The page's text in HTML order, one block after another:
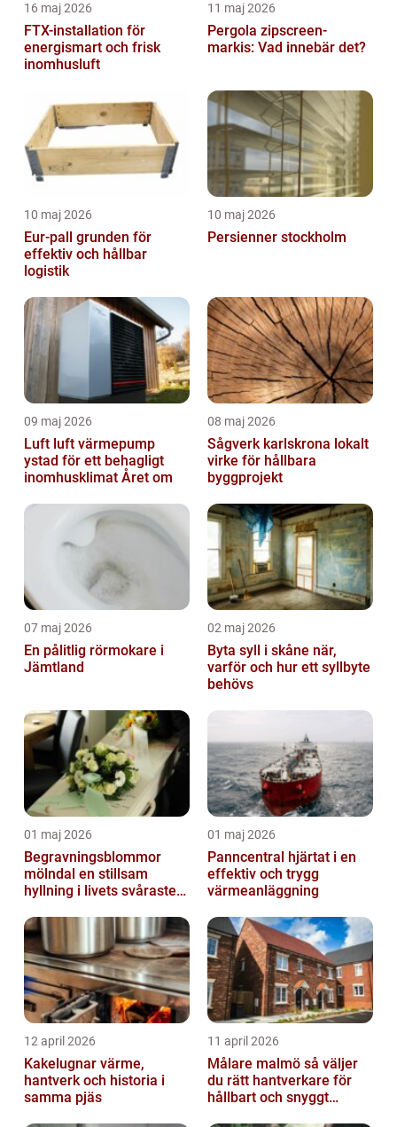
16 maj 2026
FTX-installation för
energismart och frisk
inomhusluft
11 maj 2026
Pergola zipscreen-
markis: Vad innebär det?
10 maj 2026
Eur-pall grunden för
effektiv och hållbar
logistik
10 maj 2026
Persienner stockholm
09 maj 2026
Luft luft värmepump
ystad för ett behagligt
inomhusklimat Året om
08 maj 2026
Sågverk karlskrona lokalt
virke för hållbara
byggprojekt
07 maj 2026
En pålitlig rörmokare i
Jämtland
02 maj 2026
Byta syll i skåne när,
varför och hur ett syllbyte
behövs
01 maj 2026
Begravningsblommor
mölndal en stillsam
hyllning i livets svåraste
01 maj 2026
Panncentral hjärtat i en
effektiv och trygg
värmeanläggning
12 april 2026
Kakelugnar värme,
hantverk och historia i
samma pjäs
11 april 2026
Målare malmö så väljer
du rätt hantverkare för
hållbart och snyggt